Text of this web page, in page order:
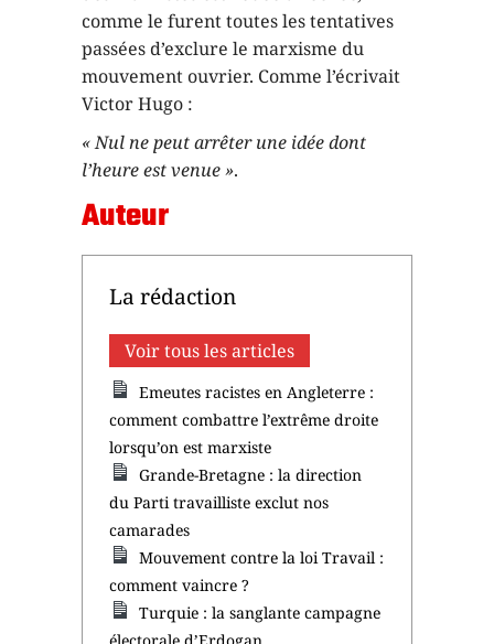
comme le furent toutes les tentatives
passées d’exclure le marxisme du
mouvement ouvrier. Comme l’écrivait
Victor Hugo :
« Nul ne peut arrêter une idée dont
l’heure est venue ».
Auteur
La rédaction
Voir tous les articles
Emeutes racistes en Angleterre :
comment combattre l’extrême droite
lorsqu’on est marxiste
Grande-Bretagne : la direction
du Parti travailliste exclut nos
camarades
Mouvement contre la loi Travail :
comment vaincre ?
Turquie : la sanglante campagne